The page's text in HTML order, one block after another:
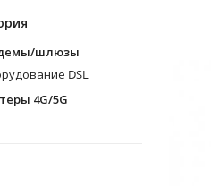
шлюзы
DSL
4G/5G